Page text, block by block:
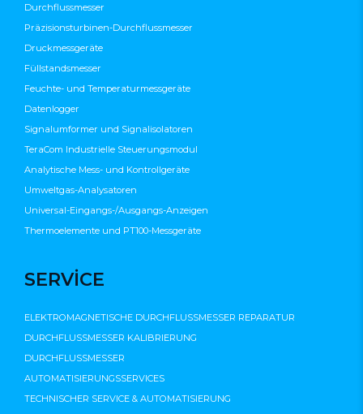
Durchflussmesser
Präzisionsturbinen-Durchflussmesser
Druckmessgeräte
Füllstandsmesser
Feuchte- und Temperaturmessgeräte
Datenlogger
Signalumformer und Signalisolatoren
TeraCom Industrielle Steuerungsmodul
Analytische Mess- und Kontrollgeräte
Umweltgas-Analysatoren
Universal-Eingangs-/Ausgangs-Anzeigen
Thermoelemente und PT100-Messgeräte
SERVİCE
ELEKTROMAGNETISCHE DURCHFLUSSMESSER REPARATUR
DURCHFLUSSMESSER KALIBRIERUNG
DURCHFLUSSMESSER
AUTOMATISIERUNGSSERVICES
TECHNISCHER SERVICE & AUTOMATISIERUNG